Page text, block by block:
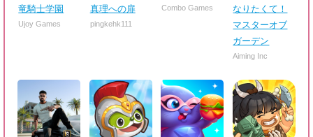
竜騎士学園
Ujoy Games
真理への扉
pingkehk111
Combo Games
なりたくて！
マスターオブ
ガーデン
Aiming Inc